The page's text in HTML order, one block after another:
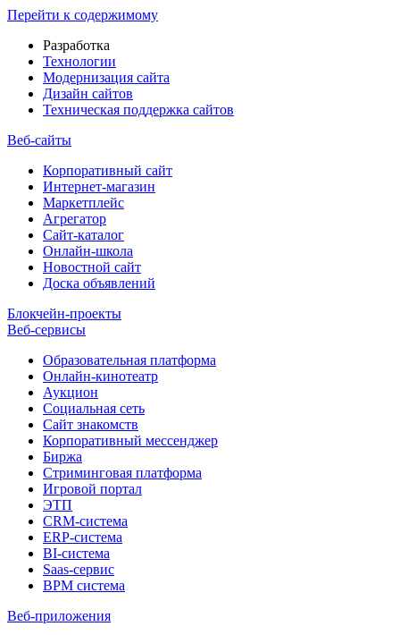
Перейти к содержимому
Разработка
Технологии
Модернизация сайта
Дизайн сайтов
Техническая поддержка сайтов
Веб-сайты
Корпоративный сайт
Интернет-магазин
Маркетплейс
Агрегатор
Сайт-каталог
Онлайн-школа
Новостной сайт
Доска объявлений
Блокчейн-проекты
Веб-сервисы
Образовательная платформа
Онлайн-кинотеатр
Аукцион
Социальная сеть
Сайт знакомств
Корпоративный мессенджер
Биржа
Стриминговая платформа
Игровой портал
ЭТП
CRM-система
ERP-система
BI-система
Saas-сервис
BPM система
Веб-приложения